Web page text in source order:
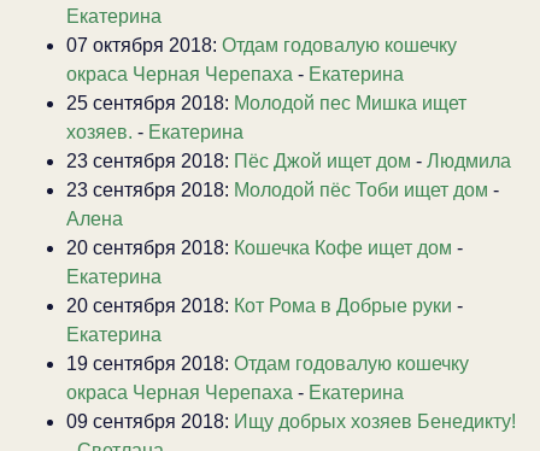
Екатерина
07 октября 2018: Отдам годовалую кошечку
окраса Черная Черепаха - Екатерина
25 сентября 2018: Молодой пес Мишка ищет
хозяев. - Екатерина
23 сентября 2018: Пёс Джой ищет дом - Людмила
23 сентября 2018: Молодой пёс Тоби ищет дом -
Алена
20 сентября 2018: Кошечка Кофе ищет дом -
Екатерина
20 сентября 2018: Кот Рома в Добрые руки -
Екатерина
19 сентября 2018: Отдам годовалую кошечку
окраса Черная Черепаха - Екатерина
09 сентября 2018: Ищу добрых хозяев Бенедикту!